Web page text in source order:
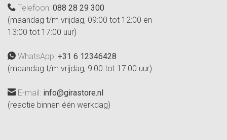
Telefoon: 088 28 29 300
(maandag t/m vrijdag, 09:00 tot 12:00 en
13:00 tot 17:00 uur)
WhatsApp: +31 6 12346428
(maandag t/m vrijdag, 9:00 tot 17:00 uur)
E-mail: info@girastore.nl
(reactie binnen één werkdag)